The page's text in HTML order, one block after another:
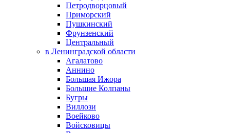
Петродворцовый
Приморский
Пушкинский
Фрунзенский
Центральный
в Ленинградской области
Агалатово
Аннино
Большая Ижора
Большие Колпаны
Бугры
Виллози
Воейково
Войсковицы